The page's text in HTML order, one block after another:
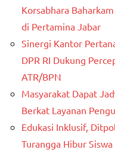
Korsabhara
di Pertamina Jabar
Sinergi Kantor
DPR RI Dukung
ATR/BPN
Masyarakat Dapat
Berkat Layanan
Edukasi Inklusif,
Turangga Hibur